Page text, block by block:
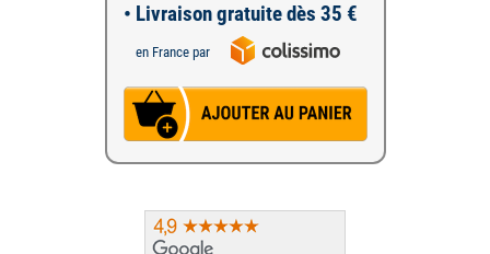
• Livraison gratuite dès 35 €
en France par